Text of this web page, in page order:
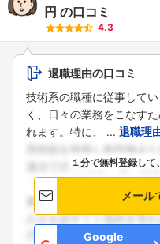
円 の口コミ
4.3
退職理由の口コミ
技術系の職種に従事して
く、日々の業務をこなす
れます。特に、 ... 退職理
１分で無料登録し
メール
Google